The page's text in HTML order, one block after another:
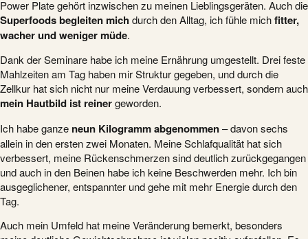
Power Plate gehört inzwischen zu meinen Lieblingsgeräten. Auch die
Superfoods begleiten michdurch den Alltag, ich fühle michfitter,
wacher und weniger müde.
Dank der Seminare habe ich meine Ernährung umgestellt. Drei feste
Mahlzeiten am Tag haben mir Struktur gegeben, und durch die
Zellkur hat sich nicht nur meine Verdauung verbessert, sondern auch
mein Hautbild ist reinergeworden.
Ich habe ganze neun Kilogramm abgenommen– davon sechs
allein in den ersten zwei Monaten. Meine Schlafqualität hat sich
verbessert, meine Rückenschmerzen sind deutlich zurückgegangen
und auch in den Beinen habe ich keine Beschwerden mehr. Ich bin
ausgeglichener, entspannter und gehe mit mehr Energie durch den
Tag.
Auch mein Umfeld hat meine Veränderung bemerkt, besonders